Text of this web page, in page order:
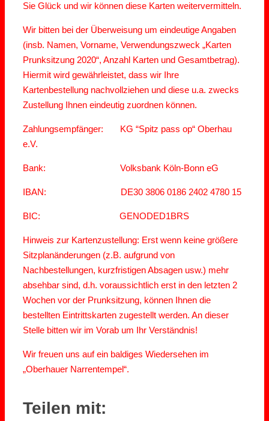
Sie Glück und wir können diese Karten weitervermitteln.
Wir bitten bei der Überweisung um eindeutige Angaben
(insb. Namen, Vorname, Verwendungszweck „Karten
Prunksitzung 2020“, Anzahl Karten und Gesamtbetrag).
Hiermit wird gewährleistet, dass wir Ihre
Kartenbestellung nachvollziehen und diese u.a. zwecks
Zustellung Ihnen eindeutig zuordnen können.
Zahlungsempfänger: KG “Spitz pass op“ Oberhau
e.V.
Bank: Volksbank Köln-Bonn eG
IBAN: DE30 3806 0186 2402 4780 15
BIC: GENODED1BRS
Hinweis zur Kartenzustellung: Erst wenn keine größere
Sitzplanänderungen (z.B. aufgrund von
Nachbestellungen, kurzfristigen Absagen usw.) mehr
absehbar sind, d.h. voraussichtlich erst in den letzten 2
Wochen vor der Prunksitzung, können Ihnen die
bestellten Eintrittskarten zugestellt werden. An dieser
Stelle bitten wir im Vorab um Ihr Verständnis!
Wir freuen uns auf ein baldiges Wiedersehen im
„Oberhauer Narrentempel“.
Teilen mit: